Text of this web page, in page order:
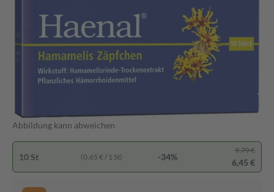
Abbildung kann abweichen
10 St (0,65 € / 1 St) -34%
9,79 €
6,45 €